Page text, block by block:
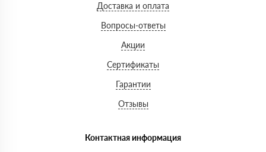
Доставка и оплата
Вопросы-ответы
Акции
Сертификаты
Гарантии
Отзывы
Контактная информация